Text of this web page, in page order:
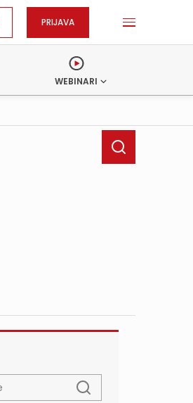
PRIJAVA
WEBINARI